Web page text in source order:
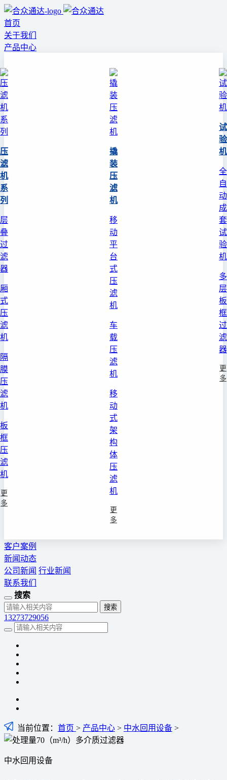
首页
关于我们
产品中心
压
滤
机
系
列
层
叠
过
滤
器
厢
式
压
滤
机
隔
膜
压
滤
机
板
框
压
滤
机
更
多
撬
装
压
滤
机
移
动
平
台
式
压
滤
机
车
载
压
滤
机
移
动
式
架
构
体
压
滤
机
更
多
试
验
机
全
自
动
成
套
试
验
机
多
层
板
框
过
滤
器
更
多
客户案例
新闻动态
公司新闻 行业新闻
联系我们
搜索
13273729056
当前位置： 首页 > 产品中心 > 中水回用设备 >
中水回用设备